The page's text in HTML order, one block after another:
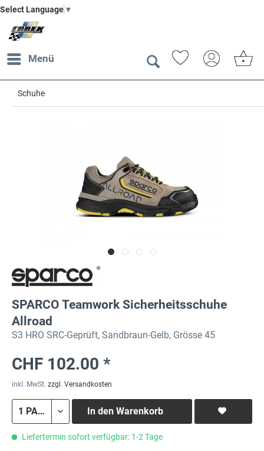
Select Language ▼
Menü
Schuhe
SPARCO Teamwork Sicherheitsschuhe
Allroad
S3 HRO SRC-Geprüft, Sandbraun-Gelb, Grösse 45
CHF 102.00 *
inkl. MwSt. zzgl. Versandkosten
In den Warenkorb
Liefertermin sofort verfügbar: 1-2 Tage